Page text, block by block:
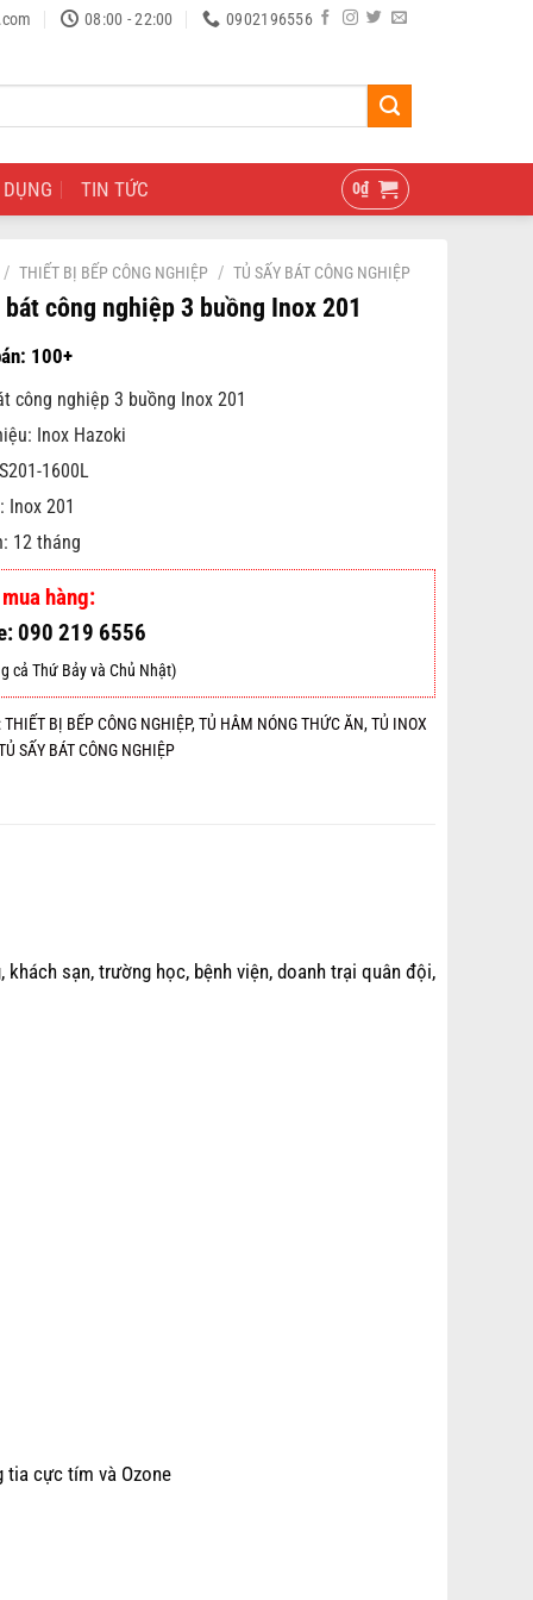
08:00 - 22:00 0902196556
TIN TỨC 0₫
/ THIẾT BỊ BẾP CÔNG NGHIỆP / TỦ SẤY BÁT CÔNG NGHIỆP
công nghiệp 3 buồng Inox 201
công nghiệp 3 buồng Inox 201
Inox Hazoki
1600L
Inox 201
12 tháng
hàng:
090 219 6556
cả Thứ Bảy và Chủ Nhật)
THIẾT BỊ BẾP CÔNG NGHIỆP,TỦ HÂM NÓNG THỨC ĂN,TỦ INOX
SẤY BÁT CÔNG NGHIỆP
sạn, trường học, bệnh viện, doanh trại quân đội,
tia cực tím và Ozone